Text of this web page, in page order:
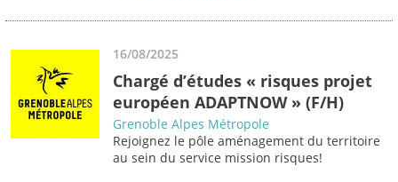
16/08/2025
Chargé d’études « risques projet
européen ADAPTNOW » (F/H)
Grenoble Alpes Métropole
Rejoignez le pôle aménagement du territoire
au sein du service mission risques!